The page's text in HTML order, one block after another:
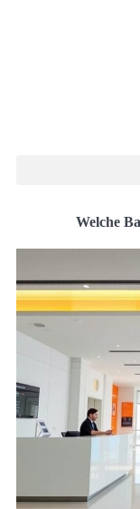
Welche